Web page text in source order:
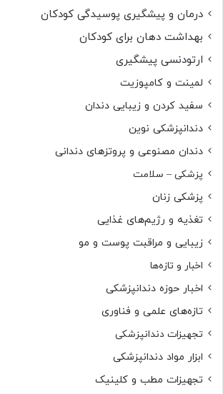
درمان و پیشگیری پوسیدگی کودکان
بهداشت دهان برای کودکان
ارتودنسی پیشگیری
لمینت و کامپوزیت
سفید کردن و زیبایی دندان
دندانپزشکی نوین
دندان مصنوعی و پروتزهای دندانی
پزشکی – سلامت
پزشکی زنان
تغذیه و رژیم‌های غذایی
زیبایی و مراقبت پوست و مو
اخبار و تازه‌ها
اخبار حوزه دندانپزشکی
تازه‌های علمی و فناوری
تجهیزات دندانپزشکی
ابزار مواد دندانپزشکی
تجهیزات مطب و کلینیک